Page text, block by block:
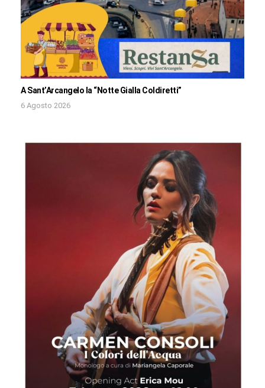
A Sant’Arcangelo la “Notte Gialla Coldiretti”
6 Agosto 2026